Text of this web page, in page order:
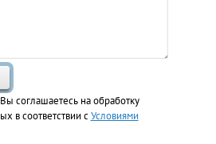
соглашаетесь на обработку
в соответствии сУсловиями